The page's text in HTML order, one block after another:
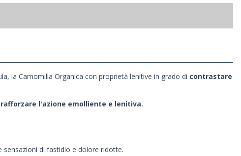
la Camomilla Organica con proprietà lenitive in grado di contrastare
l'azione emolliente e lenitiva.
sensazioni di fastidio e dolore ridotte.